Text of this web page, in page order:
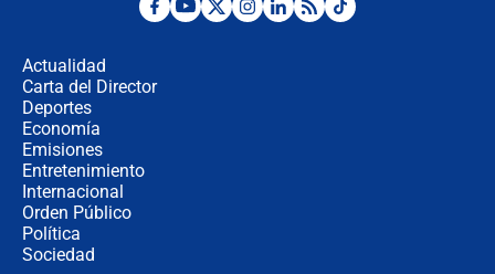
Desde dermatitis hasta infecciones:
Actualidad
Carta del Director
Deportes
Economía
Emisiones
Entretenimiento
Internacional
Orden Público
Política
Sociedad